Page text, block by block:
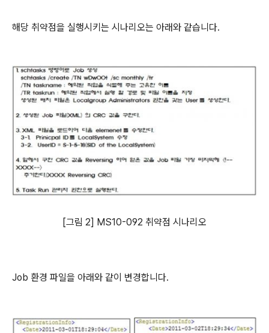
해당 취약점을 실행시키는 시나리오는 아래와 같습니다.
[그림 2] MS10-092 취약점 시나리오
Job 환경 파일을 아래와 같이 변경합니다.